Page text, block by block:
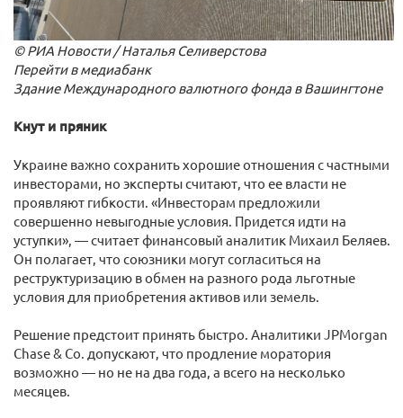
© РИА Новости / Наталья Селиверстова
Перейти в медиабанк
Здание Международного валютного фонда в Вашингтоне
Кнут и пряник
Украине важно сохранить хорошие отношения с частными
инвесторами, но эксперты считают, что ее власти не
проявляют гибкости. «Инвесторам предложили
совершенно невыгодные условия. Придется идти на
уступки», — считает финансовый аналитик Михаил Беляев.
Он полагает, что союзники могут согласиться на
реструктуризацию в обмен на разного рода льготные
условия для приобретения активов или земель.
Решение предстоит принять быстро. Аналитики JPMorgan
Chase & Co. допускают, что продление моратория
возможно — но не на два года, а всего на несколько
месяцев.